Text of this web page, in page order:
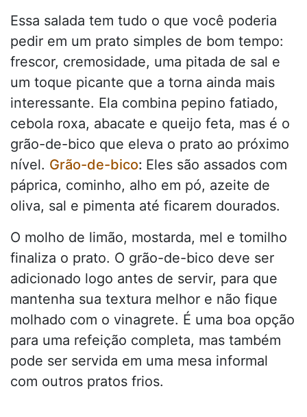
Essa salada tem tudo o que você poderia
pedir em um prato simples de bom tempo:
frescor, cremosidade, uma pitada de sal e
um toque picante que a torna ainda mais
interessante. Ela combina pepino fatiado,
cebola roxa, abacate e queijo feta, mas é o
grão-de-bico que eleva o prato ao próximo
nível. Grão-de-bico: Eles são assados com
páprica, cominho, alho em pó, azeite de
oliva, sal e pimenta até ficarem dourados.
O molho de limão, mostarda, mel e tomilho
finaliza o prato. O grão-de-bico deve ser
adicionado logo antes de servir, para que
mantenha sua textura melhor e não fique
molhado com o vinagrete. É uma boa opção
para uma refeição completa, mas também
pode ser servida em uma mesa informal
com outros pratos frios.